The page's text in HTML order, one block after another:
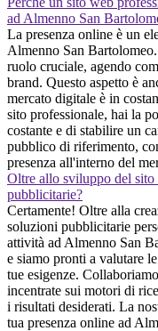
ad Almenno San
La presenza online è un
Almenno San
ruolo cruciale, agendo
brand. Questo aspetto è
mercato digitale è in
sito professionale, hai la
costante e di stabilire un
pubblico di riferimento,
presenza all'interno del
Oltre allo sviluppo del
pubblicitarie?
Certamente! Oltre alla
soluzioni pubblicitarie
attività ad Almenno San
e siamo pronti a valutare
tue esigenze.
incentrate sui motori di
i risultati desiderati. La
tua presenza online ad